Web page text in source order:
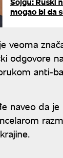
mogao bi da
veoma
odgovore
anti-
naveo da